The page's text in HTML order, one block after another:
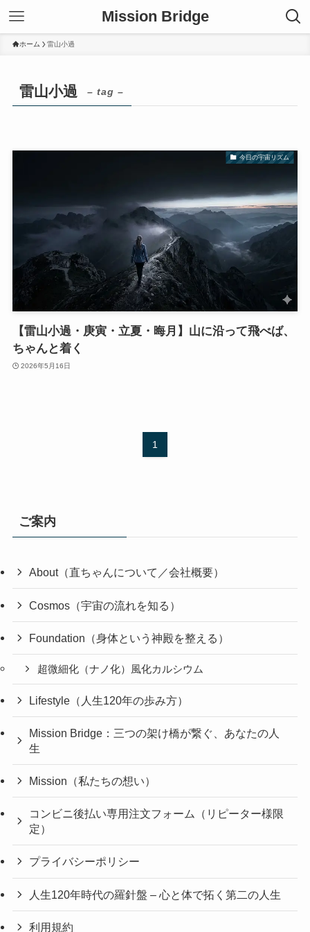
Mission Bridge
ホーム 雷山小過
雷山小過 – tag –
今日の宇宙リズム
【雷山小過・庚寅・立夏・晦月】山に沿って飛べば、
ちゃんと着く
2026年5月16日
1
ご案内
About（直ちゃんについて／会社概要）
Cosmos（宇宙の流れを知る）
Foundation（身体という神殿を整える）
超微細化（ナノ化）風化カルシウム
Lifestyle（人生120年の歩み方）
Mission Bridge：三つの架け橋が繋ぐ、あなたの人
生
Mission（私たちの想い）
コンビニ後払い専用注文フォーム（リピーター様限
定）
プライバシーポリシー
人生120年時代の羅針盤 – 心と体で拓く第二の人生
利用規約